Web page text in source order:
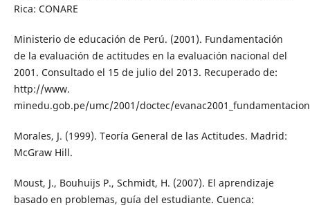
Rica: CONARE
Ministerio de educación de Perú. (2001). Fundamentación
de la evaluación de actitudes en la evaluación nacional del
2001. Consultado el 15 de julio del 2013. Recuperado de:
http://www.
minedu.gob.pe/umc/2001/doctec/
Morales, J. (1999). Teoría General de las Actitudes. Madrid:
McGraw Hill.
Moust, J., Bouhuijs P., Schmidt, H. (2007). El aprendizaje
basado en problemas, guía del estudiante. Cuenca: